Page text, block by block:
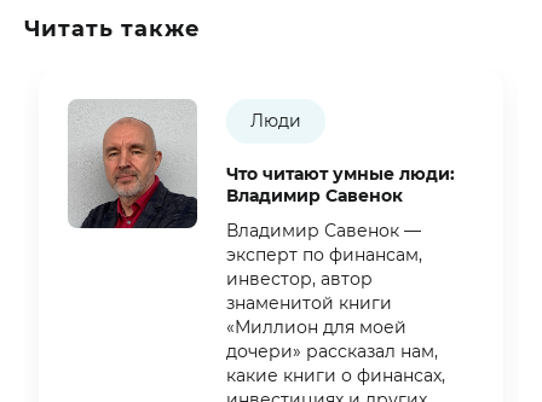
Читать также
Люди
Что читают умные люди:
Владимир Савенок
Владимир Савенок —
эксперт по финансам,
инвестор, автор
знаменитой книги
«Миллион для моей
дочери» рассказал нам,
какие книги о финансах,